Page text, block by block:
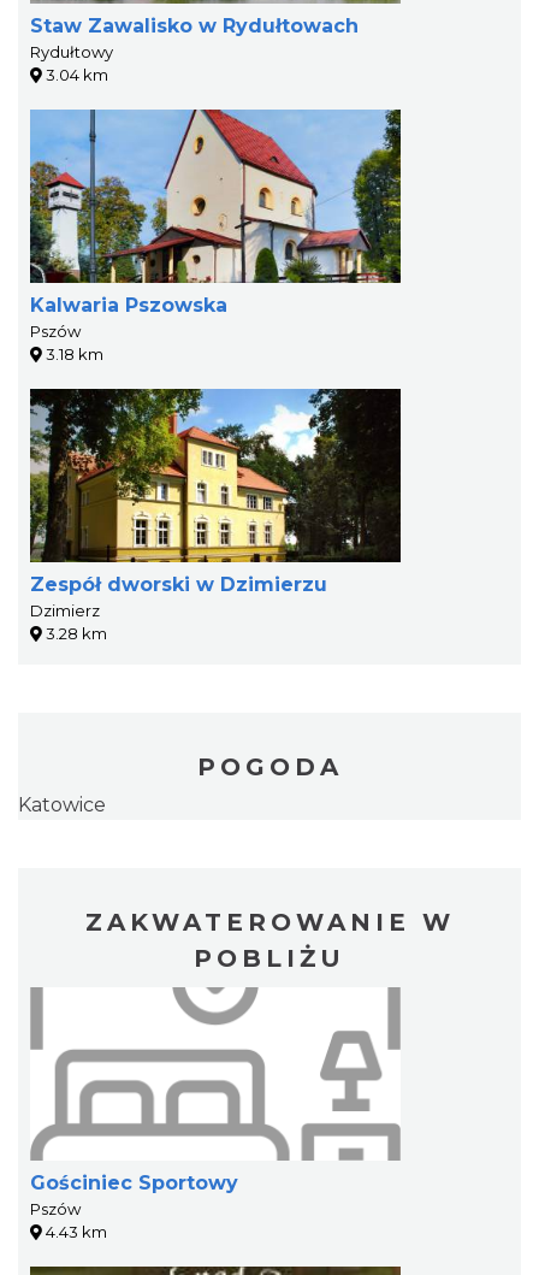
Staw Zawalisko w Rydułtowach
Rydułtowy
3.04 km
Kalwaria Pszowska
Pszów
3.18 km
Zespół dworski w Dzimierzu
Dzimierz
3.28 km
POGODA
Katowice
ZAKWATEROWANIE W
POBLIŻU
Gościniec Sportowy
Pszów
4.43 km